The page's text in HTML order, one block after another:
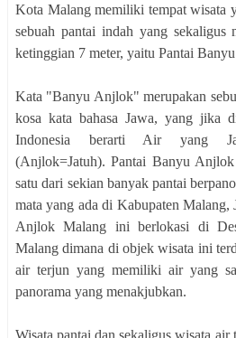
Kota Malang memiliki tempat wisata
sebuah pantai indah yang sekaligus
ketinggian 7 meter, yaitu Pantai
Kata "Banyu Anjlok" merupakan
kosa kata bahasa Jawa, yang jika
Indonesia berarti Air yang
(Anjlok=Jatuh). Pantai Banyu
satu dari sekian banyak pantai
mata yang ada di Kabupaten
Anjlok Malang ini berlokasi di
Malang dimana di objek wisata ini
air terjun yang memiliki air yang
panorama yang menakjubkan.
Wisata pantai dan sekaligus wisata